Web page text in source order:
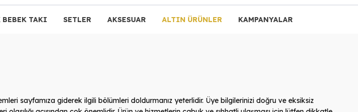
BEBEK TAKI SETLER AKSESUAR ALTIN ÜRÜNLER KAMPANYALAR
sayfamıza giderek ilgili bölümleri doldurmanız yeterlidir. Üye bilgilerinizi doğru ve eksiksiz